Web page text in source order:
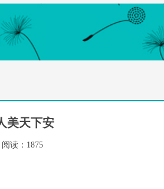
美天下安
阅读：1875